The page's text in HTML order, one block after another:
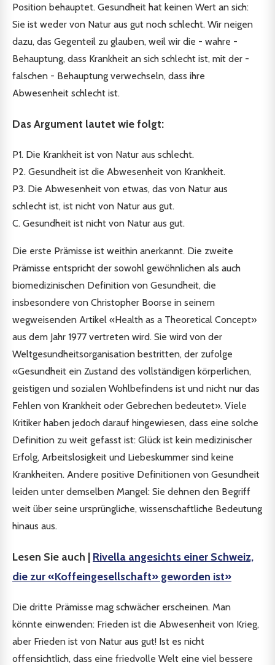
Position behauptet. Gesundheit hat keinen Wert an sich:
Sie ist weder von Natur aus gut noch schlecht. Wir neigen
dazu, das Gegenteil zu glauben, weil wir die - wahre -
Behauptung, dass Krankheit an sich schlecht ist, mit der -
falschen - Behauptung verwechseln, dass ihre
Abwesenheit schlecht ist.
Das Argument lautet wie folgt:
P1. Die Krankheit ist von Natur aus schlecht.
P2. Gesundheit ist die Abwesenheit von Krankheit.
P3. Die Abwesenheit von etwas, das von Natur aus
schlecht ist, ist nicht von Natur aus gut.
C. Gesundheit ist nicht von Natur aus gut.
Die erste Prämisse ist weithin anerkannt. Die zweite
Prämisse entspricht der sowohl gewöhnlichen als auch
biomedizinischen Definition von Gesundheit, die
insbesondere von Christopher Boorse in seinem
wegweisenden Artikel «Health as a Theoretical Concept»
aus dem Jahr 1977 vertreten wird. Sie wird von der
Weltgesundheitsorganisation bestritten, der zufolge
«Gesundheit ein Zustand des vollständigen körperlichen,
geistigen und sozialen Wohlbefindens ist und nicht nur das
Fehlen von Krankheit oder Gebrechen bedeutet». Viele
Kritiker haben jedoch darauf hingewiesen, dass eine solche
Definition zu weit gefasst ist: Glück ist kein medizinischer
Erfolg, Arbeitslosigkeit und Liebeskummer sind keine
Krankheiten. Andere positive Definitionen von Gesundheit
leiden unter demselben Mangel: Sie dehnen den Begriff
weit über seine ursprüngliche, wissenschaftliche Bedeutung
hinaus aus.
Lesen Sie auch | Rivella angesichts einer Schweiz,
die zur «Koffeingesellschaft» geworden ist»
Die dritte Prämisse mag schwächer erscheinen. Man
könnte einwenden: Frieden ist die Abwesenheit von Krieg,
aber Frieden ist von Natur aus gut! Ist es nicht
offensichtlich, dass eine friedvolle Welt eine viel bessere